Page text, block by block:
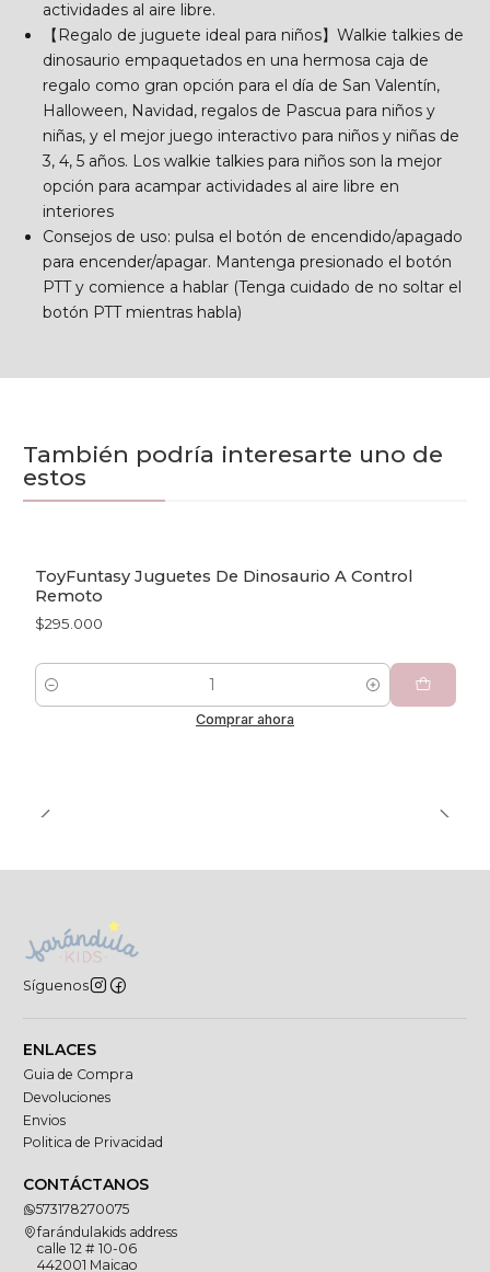
actividades al aire libre.
【Regalo de juguete ideal para niños】Walkie talkies de
dinosaurio empaquetados en una hermosa caja de
regalo como gran opción para el día de San Valentín,
Halloween, Navidad, regalos de Pascua para niños y
niñas, y el mejor juego interactivo para niños y niñas de
3, 4, 5 años. Los walkie talkies para niños son la mejor
opción para acampar actividades al aire libre en
interiores
Consejos de uso: pulsa el botón de encendido/apagado
para encender/apagar. Mantenga presionado el botón
PTT y comience a hablar (Tenga cuidado de no soltar el
botón PTT mientras habla)
También podría interesarte uno de
estos
ToyFuntasy Juguetes De Dinosaurio A Control
Remoto
$295.000
Cantidad
Comprar ahora
Síguenos
ENLACES
Guia de Compra
Devoluciones
Envios
Politica de Privacidad
CONTÁCTANOS
573178270075
farándulakids address
calle 12 # 10-06
442001 Maicao